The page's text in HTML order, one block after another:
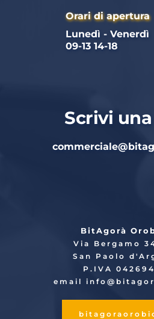
Orari di apertura
Lunedì - Venerdì
09-13 14-18
Scrivi
commerciale
BitAgorà
Via Bergamo
San Paolo
P.IVA
email info